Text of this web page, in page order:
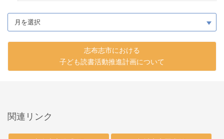
志布志市における
子ども読書活動推進計画について
関連リンク